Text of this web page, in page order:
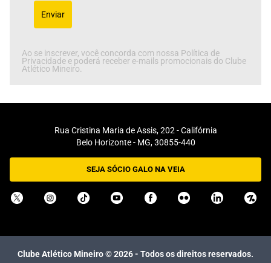
Enviar
Ao se inscrever, você concorda com nossa Política de
Privacidade e poderá receber e-mails promocionais do Clube
Atlético Mineiro.
Rua Cristina Maria de Assis, 202 - Califórnia
Belo Horizonte - MG, 30855-440
SEJA SÓCIO GALO NA VEIA
Clube Atlético Mineiro ©2026- Todos os direitos reservados.